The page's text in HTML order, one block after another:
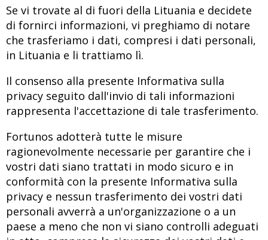
Se vi trovate al di fuori della Lituania e decidete
di fornirci informazioni, vi preghiamo di notare
che trasferiamo i dati, compresi i dati personali,
in Lituania e li trattiamo lì.
Il consenso alla presente Informativa sulla
privacy seguito dall'invio di tali informazioni
rappresenta l'accettazione di tale trasferimento.
Fortunos adotterà tutte le misure
ragionevolmente necessarie per garantire che i
vostri dati siano trattati in modo sicuro e in
conformità con la presente Informativa sulla
privacy e nessun trasferimento dei vostri dati
personali avverrà a un'organizzazione o a un
paese a meno che non vi siano controlli adeguati